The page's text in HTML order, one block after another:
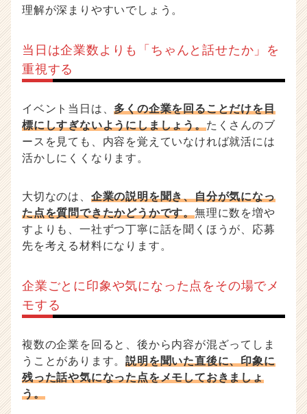
理解が深まりやすいでしょう。
当日は企業数よりも「ちゃんと話せたか」を
重視する
イベント当日は、多くの企業を回ることだけを目
標にしすぎないようにしましょう。たくさんのブ
ースを見ても、内容を覚えていなければ就活には
活かしにくくなります。
大切なのは、 企業の説明を聞き、自分が気になっ
た点を質問できたかどうかです。無理に数を増や
すよりも、一社ずつ丁寧に話を聞くほうが、応募
先を考える材料になります。
企業ごとに印象や気になった点をその場でメ
モする
複数の企業を回ると、後から内容が混ざってしま
うことがあります。説明を聞いた直後に、印象に
残った話や気になった点をメモしておきましょ
う。